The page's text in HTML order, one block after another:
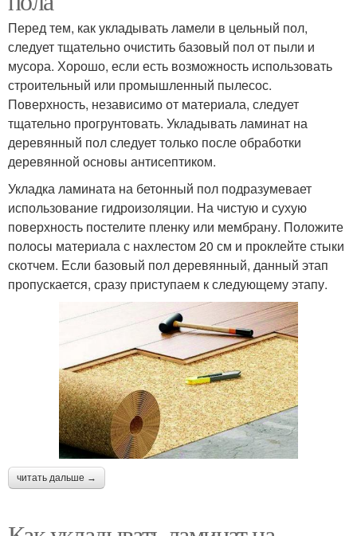
Перед тем, как укладывать ламели в цельный пол,
следует тщательно очистить базовый пол от пыли и
мусора. Хорошо, если есть возможность использовать
строительный или промышленный пылесос.
Поверхность, независимо от материала, следует
тщательно прогрунтовать. Укладывать ламинат на
деревянный пол следует только после обработки
деревянной основы антисептиком.
Укладка ламината на бетонный пол подразумевает
использование гидроизоляции. На чистую и сухую
поверхность постелите пленку или мембрану. Положите
полосы материала с нахлестом 20 см и проклейте стыки
скотчем. Если базовый пол деревянный, данный этап
пропускается, сразу приступаем к следующему этапу.
читать дальше →